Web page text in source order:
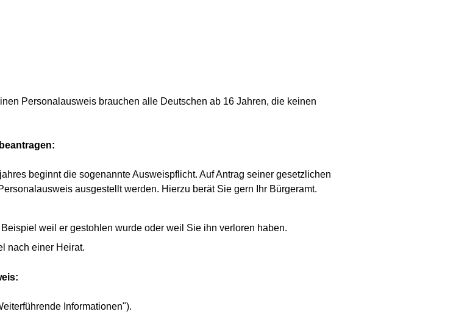
Personalausweis brauchen alle Deutschen ab 16 Jahren, die keinen
beginnt die sogenannte Ausweispflicht. Auf Antrag seiner gesetzlichen
ausgestellt werden. Hierzu berät Sie gern Ihr Bürgeramt.
weil er gestohlen wurde oder weil Sie ihn verloren haben.
nach einer Heirat.
Informationen").